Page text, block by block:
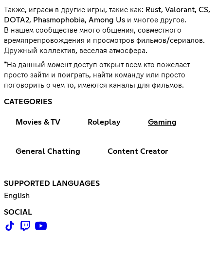
Также, играем в другие игры, такие как: Rust, Valorant, CS,
DOTA2, Phasmophobia, Among Us и многое другое.
В нашем сообществе много общения, совместного
времяпрепровождения и просмотров фильмов/сериалов.
Дружный коллектив, веселая атмосфера.
*На данный момент доступ открыт всем кто пожелает
просто зайти и поиграть, найти команду или просто
поговорить о чем то, имеются каналы для фильмов.
CATEGORIES
Movies & TV Roleplay Gaming
General Chatting Content Creator
SUPPORTED LANGUAGES
English
SOCIAL